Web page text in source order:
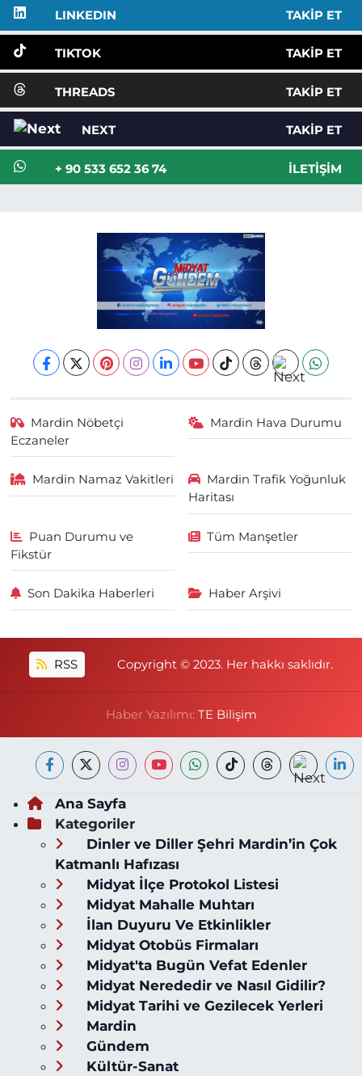
LINKEDIN TAKIP ET
TIKTOK TAKIP ET
THREADS TAKIP ET
NEXT TAKIP ET
+ 90 533 652 36 74 İLETIŞIM
Mardin Nöbetçi
Eczaneler
Mardin Hava Durumu
Mardin Namaz Vakitleri
Mardin Trafik Yoğunluk
Haritası
Puan Durumu ve
Fikstür
Tüm Manşetler
Son Dakika Haberleri Haber Arşivi
RSS Copyright © 2023. Her hakkı saklıdır.
Haber Yazılımı: TE Bilişim
Ana Sayfa
Kategoriler
Dinler ve Diller Şehri Mardin’in Çok
Katmanlı Hafızası
Midyat İlçe Protokol Listesi
Midyat Mahalle Muhtarı
İlan Duyuru Ve Etkinlikler
Midyat Otobüs Firmaları
Midyat'ta Bugün Vefat Edenler
Midyat Nerededir ve Nasıl Gidilir?
Midyat Tarihi ve Gezilecek Yerleri
Mardin
Gündem
Kültür-Sanat